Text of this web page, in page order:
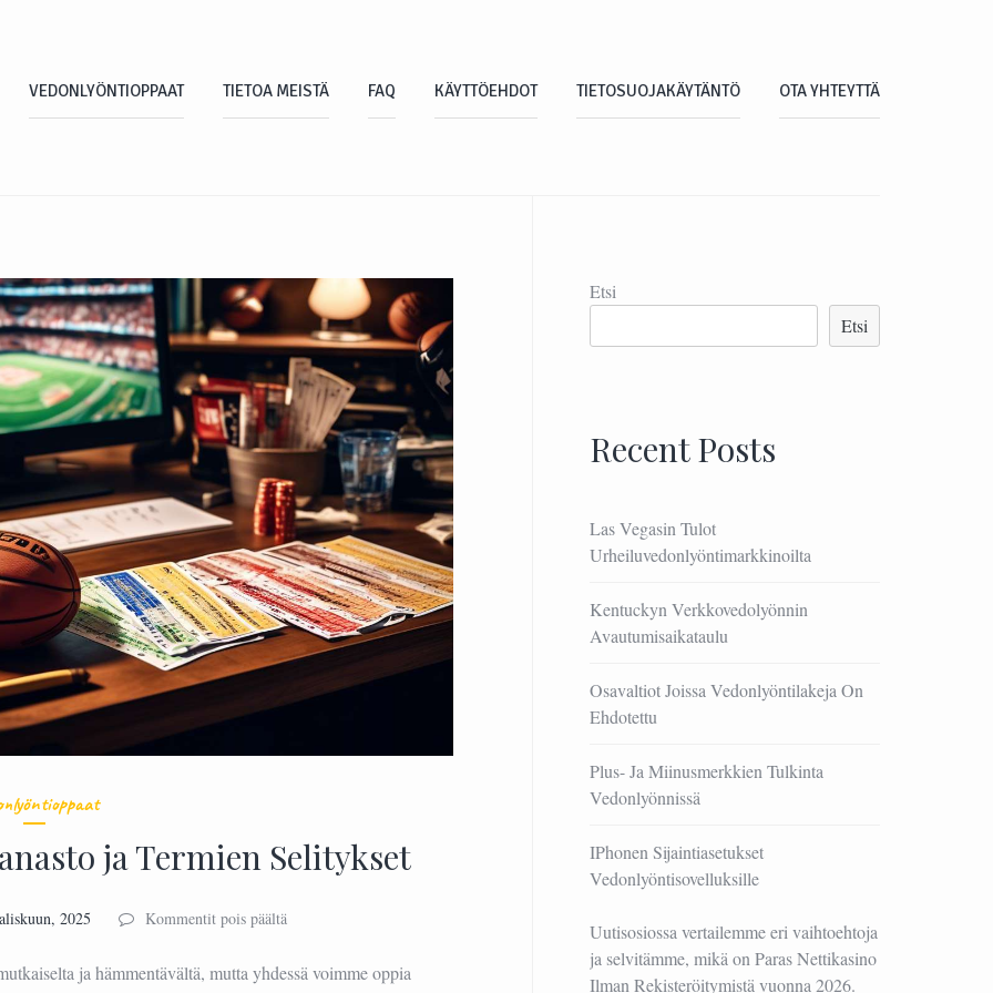
VEDONLYÖNTIOPPAAT TIETOA MEISTÄ FAQ KÄYTTÖEHDOT TIETOSUOJAKÄYTÄNTÖ OTA YHTEYTTÄ
ja Termien Selitykset
2025 Kommentit pois päältäartikkelissa
Sanasto
ja hämmentävältä, mutta yhdessä voimme oppia
Etsi
Etsi
Recent Posts
Las Vegasin Tulot
Urheiluvedonlyöntimarkkinoilta
Kentuckyn Verkkovedolyönnin
Avautumisaikataulu
Osavaltiot Joissa Vedonlyöntilakeja On
Ehdotettu
Plus- Ja Miinusmerkkien Tulkinta
Vedonlyönnissä
IPhonen Sijaintiasetukset
Vedonlyöntisovelluksille
Uutisosiossa vertailemme eri vaihtoehtoja
ja selvitämme, mikä onParas Nettikasino
Ilman Rekisteröitymistävuonna 2026.